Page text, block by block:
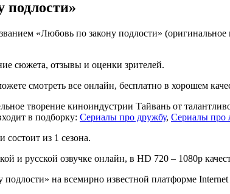
подлости»
«Любовь по закону подлости»
сюжета, отзывы и оценки зрителей.
смотреть все онлайн, бесплатно в хорошем
творение киноиндустрии Тайвань от
в подборку: Сериалы про дружбу, Сериалы про
из 1 сезона.
и русской озвучке онлайн, в HD 720 – 1080p
на всемирно известной платформе